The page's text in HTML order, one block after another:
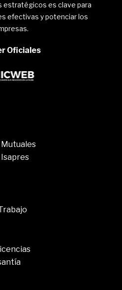
estratégicos es clave para
efectivas y potenciar los
Oficiales